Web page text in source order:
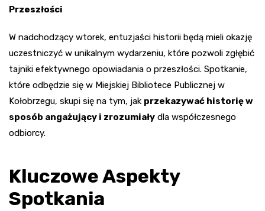
Przeszłości
W nadchodzący wtorek, entuzjaści historii będą mieli okazję
uczestniczyć w unikalnym wydarzeniu, które pozwoli zgłębić
tajniki efektywnego opowiadania o przeszłości. Spotkanie,
które odbędzie się w Miejskiej Bibliotece Publicznej w
Kołobrzegu, skupi się na tym, jak przekazywać historię w
sposób angażujący i zrozumiały dla współczesnego
odbiorcy.
Kluczowe Aspekty
Spotkania